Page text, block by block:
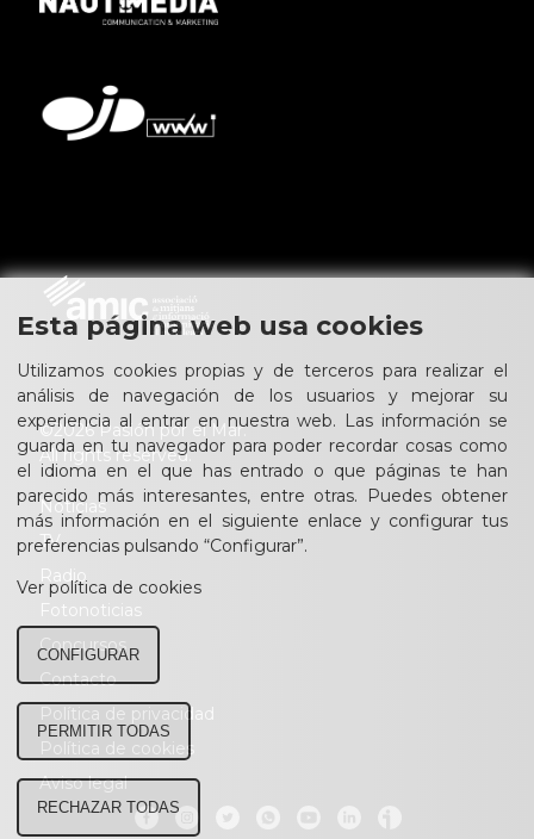
©2026 Pasión por el Mar.
All rights reserved.
Noticias
TV
Radio
Fotonoticias
Concursos
Contacto
Política de privacidad
Política de cookies
Aviso legal
Esta página web usa cookies
Utilizamos cookies propias y de terceros para realizar el
análisis de navegación de los usuarios y mejorar su
experiencia al entrar en nuestra web. Las información se
guarda en tu navegador para poder recordar cosas como
el idioma en el que has entrado o que páginas te han
parecido más interesantes, entre otras. Puedes obtener
más información en el siguiente enlace y configurar tus
preferencias pulsando “Configurar”.
Ver política de cookies
CONFIGURAR
PERMITIR TODAS
RECHAZAR TODAS